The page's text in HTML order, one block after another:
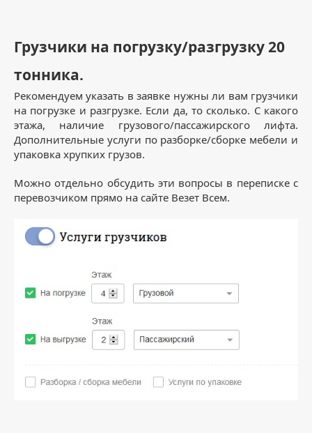
Грузчики на погрузку/разгрузку 20
тонника.
Рекомендуем указать в заявке нужны ли вам грузчики
на погрузке и разгрузке. Если да, то сколько. С какого
этажа, наличие грузового/пассажирского лифта.
Дополнительные услуги по разборке/сборке мебели и
упаковка хрупких грузов.
Можно отдельно обсудить эти вопросы в переписке с
перевозчиком прямо на сайте Везет Всем.